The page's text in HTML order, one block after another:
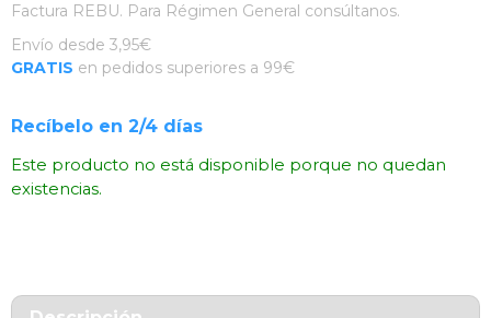
Factura REBU. Para Régimen General consúltanos.
Envío desde 3,95€
GRATIS en pedidos superiores a 99€
Recíbelo en 2/4 días
Este producto no está disponible porque no quedan
existencias.